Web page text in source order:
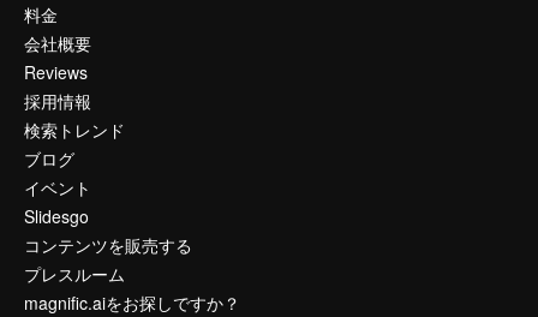
料金
会社概要
Reviews
採用情報
検索トレンド
ブログ
イベント
Slidesgo
コンテンツを販売する
プレスルーム
magnific.aiをお探しですか？